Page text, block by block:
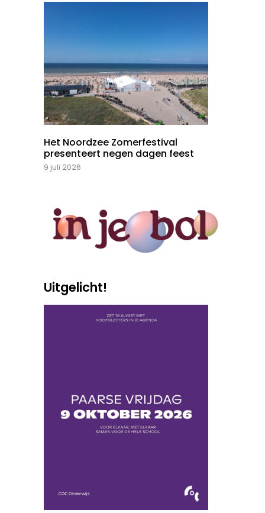
Het Noordzee Zomerfestival
presenteert negen dagen feest
9 juli 2026
Uitgelicht!